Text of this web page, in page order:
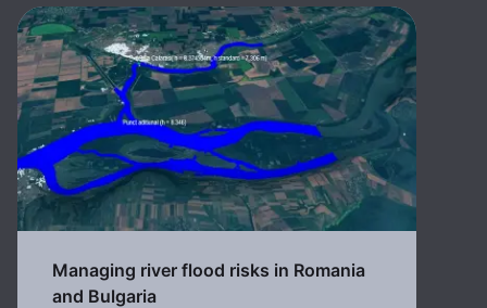
Managing river flood risks in Romania
and Bulgaria